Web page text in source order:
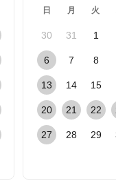
日 月 火
30 31 1
6 7 8
13 14 15
20 21 22
27 28 29